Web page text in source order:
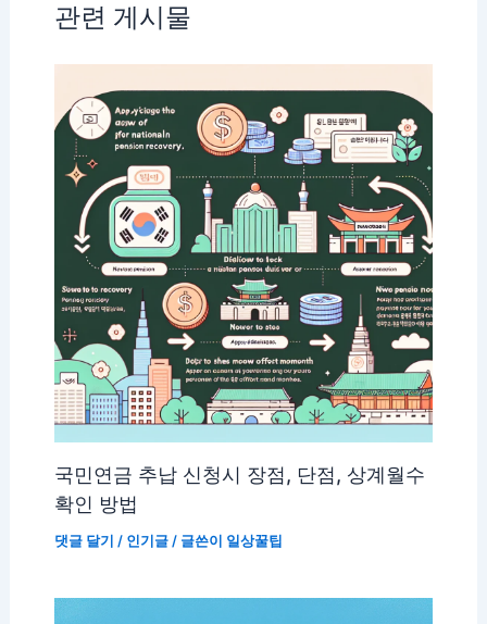
관련 게시물
국민연금 추납 신청시 장점, 단점, 상계월수
확인 방법
댓글 달기 / 인기글/ 글쓴이 일상꿀팁